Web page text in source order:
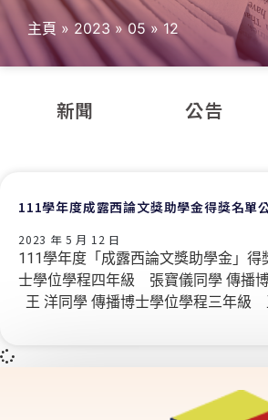
主頁 » 2023 » 05 » 12
新聞 公告
111學年度成露西論文獎助學金得獎名單
2023 年 5 月 12 日
111學年度「成露西論文獎助學金」得
士學位學程四年級 張寶儀同學 傳播
王 洋同學 傳播博士學位學程三年級